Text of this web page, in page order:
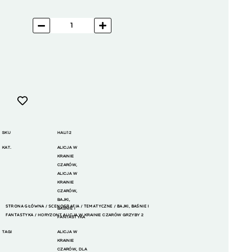
SKU HALI12
KAT.
ALICJA W
KRAINIE
CZARÓW,
ALICJA W
KRAINIE
CZARÓW,
BAJKI,
BAŚNIE I
FANTASTYKA
TAGI
ALICJA W
KRAINIE
CZARÓW, DLA
STRONA GŁÓWNA /SCENOGRAFIA / TEMATYCZNE / BAJKI, BAŚNIE I
FANTASTYKA / HORYZONT ALICJA W KRAINIE CZARÓW GRZYBY 2